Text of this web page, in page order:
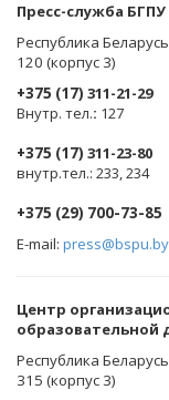
Пресс-служба БГПУ
Республика
120 (корпус 3)
+375 (17) 311-21-29
Внутр. тел.: 127
+375 (17) 311-23-80
внутр.тел.: 233, 234
+375 (29) 700-73-85
E-mail: press@bspu.by
Центр
образовательной
Республика
315 (корпус 3)